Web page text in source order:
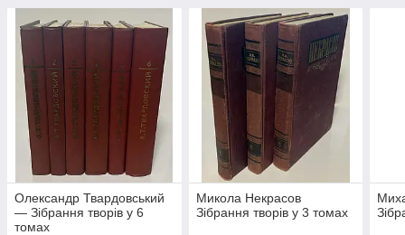
Олександр Твардовський
— Зібрання творів у 6
томах
Микола Некрасов
Зібрання творів у 3 томах